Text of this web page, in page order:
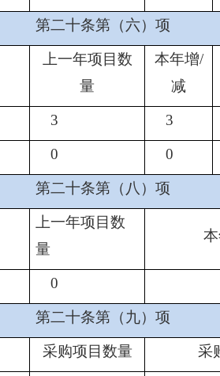
第二十条第（六）项
上一年项目数
量
本年增/
减
3 3
0 0
第二十条第（八）项
上一年项目数
量
0
第二十条第（九）项
采购项目数量 采